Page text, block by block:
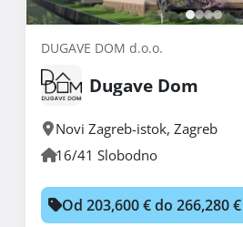
DUGAVE DOM d.o.o.
Dugave Dom
Novi Zagreb-istok, Zagreb
16/41 Slobodno
Od 203,600 € do 266,280 €